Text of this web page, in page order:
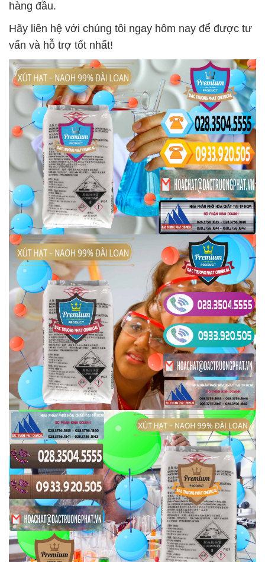
hàng đầu.
Hãy liên hệ với chúng tôi ngay hôm nay để được tư
vấn và hỗ trợ tốt nhất!